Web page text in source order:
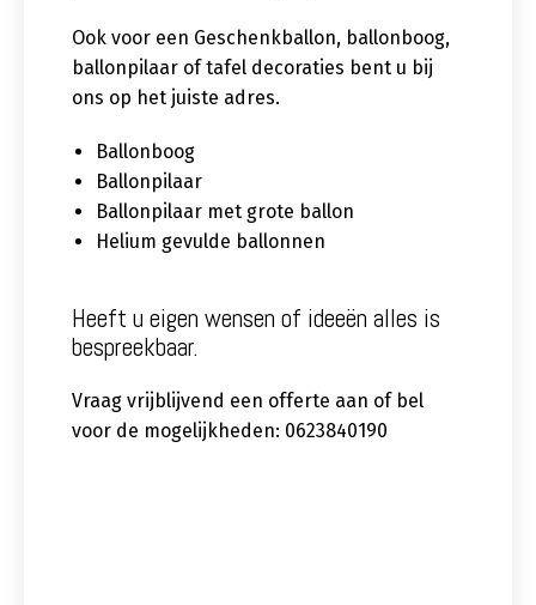
Ook voor een Geschenkballon, ballonboog,
ballonpilaar of tafel decoraties bent u bij
ons op het juiste adres.
Ballonboog
Ballonpilaar
Ballonpilaar met grote ballon
Helium gevulde ballonnen
Heeft u eigen wensen of ideeën alles is
bespreekbaar.
Vraag vrijblijvend een offerte aan of bel
voor de mogelijkheden: 0623840190